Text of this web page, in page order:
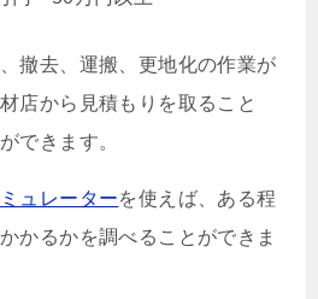
撤去、運搬、更地化の作業が
店から見積もりを取ること
できます。
ュレーターを使えば、ある程
かるかを調べることができま